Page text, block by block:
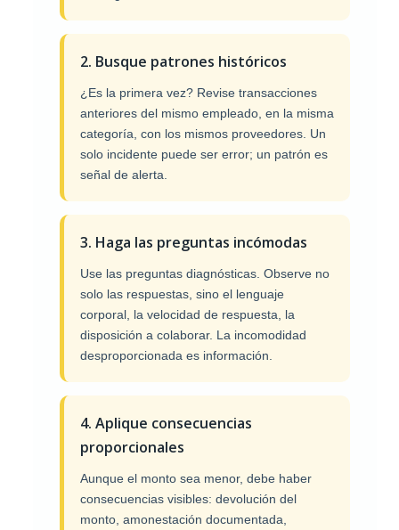
2. Busque patrones históricos
¿Es la primera vez? Revise transacciones
anteriores del mismo empleado, en la misma
categoría, con los mismos proveedores. Un
solo incidente puede ser error; un patrón es
señal de alerta.
3. Haga las preguntas incómodas
Use las preguntas diagnósticas. Observe no
solo las respuestas, sino el lenguaje
corporal, la velocidad de respuesta, la
disposición a colaborar. La incomodidad
desproporcionada es información.
4. Aplique consecuencias
proporcionales
Aunque el monto sea menor, debe haber
consecuencias visibles: devolución del
monto, amonestación documentada,